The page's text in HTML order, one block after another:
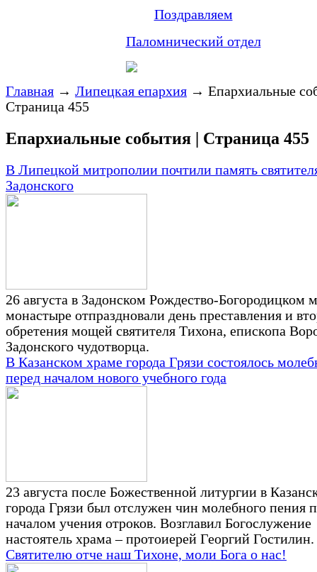
Поздравляем
Паломнический отдел
Главная → Липецкая епархия → Епархиальные
Страница 455
Епархиальные события | Страница 455
В Липецкой митрополии почтили память
Задонского
26 августа в Задонском Рождество-Богородицком
монастыре отпраздновали день преставления и
обретения мощей святителя Тихона, епископа
Задонского чудотворца.
В Казанском храме города Грязи состоялось
перед началом нового учебного года
23 августа после Божественной литургии в
города Грязи был отслужен чин молебного пения
началом учения отроков. Возглавил Богослужение
настоятель храма – протоиерей Георгий Гостилин.
Святителю отче наш Тихоне, моли Бога о нас!